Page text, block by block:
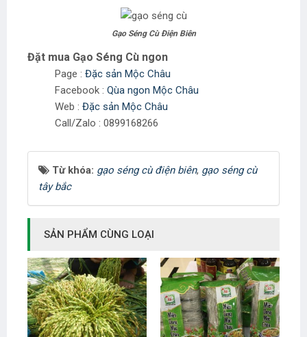
Gạo Séng Cù Điện Biên
Đặt mua Gạo Séng Cù ngon
Page : Đặc sản Mộc Châu
Facebook : Qùa ngon Mộc Châu
Web : Đặc sản Mộc Châu
Call/Zalo : 0899168266
Từ khóa: gạo séng cù điện biên, gạo séng cù
tây bắc
SẢN PHẨM CÙNG LOẠI